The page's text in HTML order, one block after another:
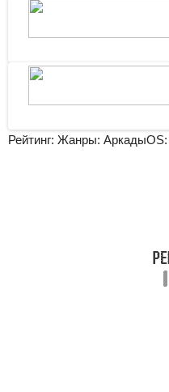
Рейтинг: Жанры: АркадыOS: